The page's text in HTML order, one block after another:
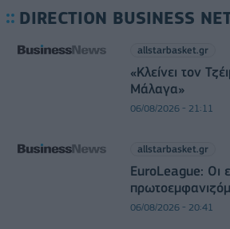
DIRECTION BUSINESS
allstarbasket.gr
«Κλείνει τον
Μάλαγα»
06/08/2026 - 21:11
allstarbasket.gr
EuroLeague: Οι
06/08/2026 - 20:41